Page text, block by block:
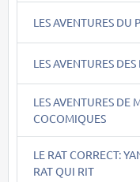
LES AVENTURES DU
LES AVENTURES
LES AVENTURES DE
COCOMIQUES
LE RAT CORRECT:
RAT QUI RIT